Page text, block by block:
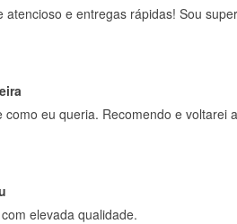
e entregas rápidas! Sou
eu queria. Recomendo e voltarei
elevada qualidade.